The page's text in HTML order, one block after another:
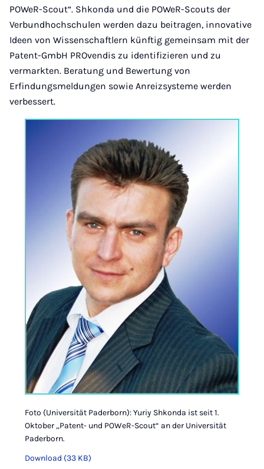
POWeR-Scout“. Shkonda und die POWeR-Scouts der
Verbundhochschulen werden dazu beitragen, innovative
Ideen von Wissenschaftlern künftig gemeinsam mit der
Patent-GmbH PROvendis zu identifizieren und zu
vermarkten. Beratung und Bewertung von
Erfindungsmeldungen sowie Anreizsysteme werden
verbessert.
Foto (Universität Paderborn): Yuriy Shkonda ist seit 1.
Oktober „Patent- und POWeR-Scout“ an der Universität
Paderborn.
Download (33 KB)